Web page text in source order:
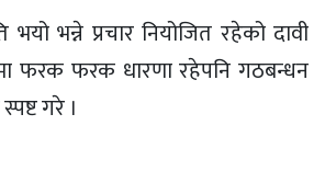
भन्ने प्रचार नियोजित रहेको दावी
फरक फरक धारणा रहेपनि गठबन्धन
गरे ।